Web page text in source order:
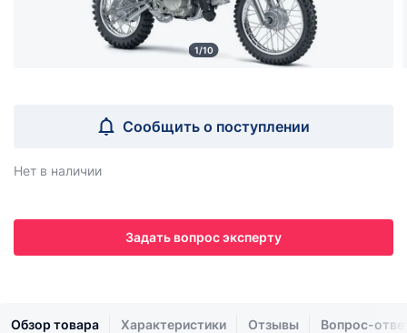
1/10
Сообщить о поступлении
Нет в наличии
Задать вопрос эксперту
Обзор товара Характеристики Отзывы Вопрос-